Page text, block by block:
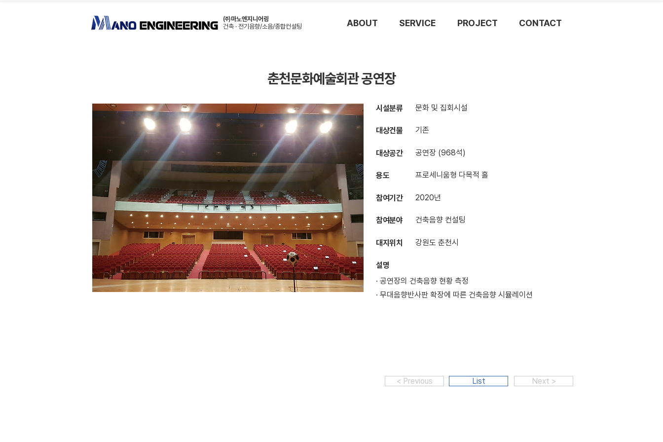
㈜마노엔지니어링
건축 · 전기음향/소음/종합컨설팅 ABOUT SERVICE PROJECT CONTACT
춘천문화예술회관 공연장
문화 및 집회시설
기존
공연장 (968석)
프로세니움형 다목적 홀
2020년
건축음향 컨설팅
강원도 춘천시
· 공연장의 건축음향 현황 측정
· 무대음향반사판 확장에 따른 건축음향 시뮬레이션
시설분류
대상건물
대상공간
용도
참여기간
참여분야
대지위치
설명
< Previous List Next >